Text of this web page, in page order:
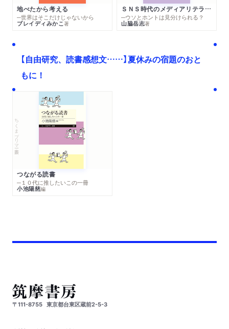
地べたから考える
─世界はそこだけじゃないから
ブレイディみかこ著
ＳＮＳ時代のメディアリテラシー
─ウソとホントは見分けられる？
山脇岳志著
【自由研究、読書感想文……】夏休みの宿題のおと
もに！
ちくまプリマー新書
つながる読書
─１０代に推したいこの一冊
小池陽慈編
〒111-8755 東京都台東区蔵前2-5-3